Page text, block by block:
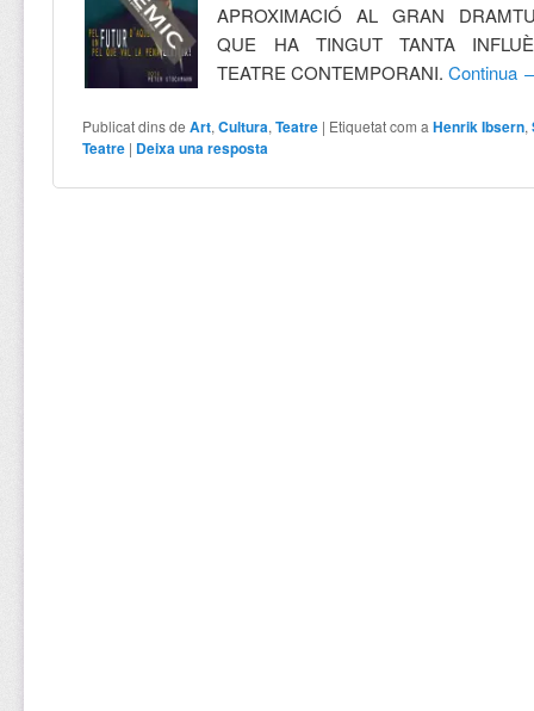
APROXIMACIÓ AL GRAN
QUE HA TINGUT TANTA
TEATRE CONTEMPORANI.Continua
Publicat dins de Art,Cultura,Teatre | Etiquetat com a Henrik Ibsern,
Teatre | Deixa una resposta